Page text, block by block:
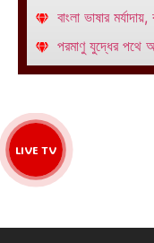
বাংলা ভাষার
পরমাণু যুদ্ধের পথে
LIVE TV